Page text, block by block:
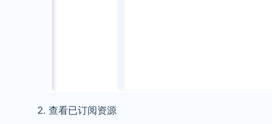
查看已订阅资源